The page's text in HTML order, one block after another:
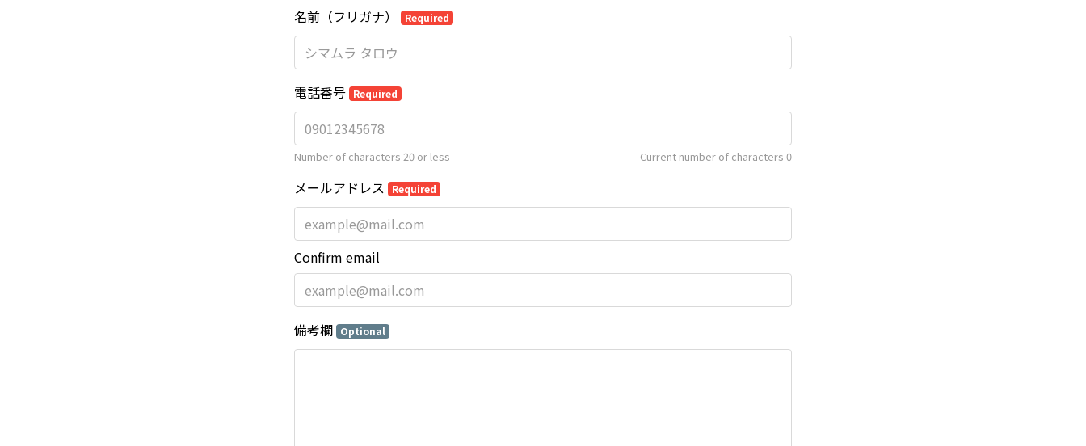
名前（フリガナ） Required
電話番号 Required
Number of characters 20 or less Current number of characters 0
メールアドレス Required
Confirm email
備考欄 Optional